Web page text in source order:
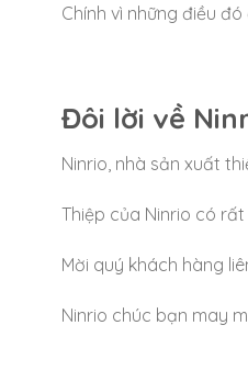
Chính vì những điều
Đôi lời về
Ninrio, nhà sản xuất
Thiệp của Ninrio có
Mời quý khách hàng
Ninrio chúc bạn may